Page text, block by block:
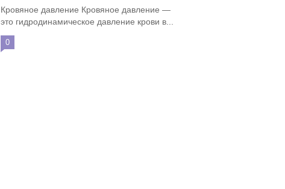
Кровяное давление Кровяное давление —
это гидродинамическое давление крови в...
0